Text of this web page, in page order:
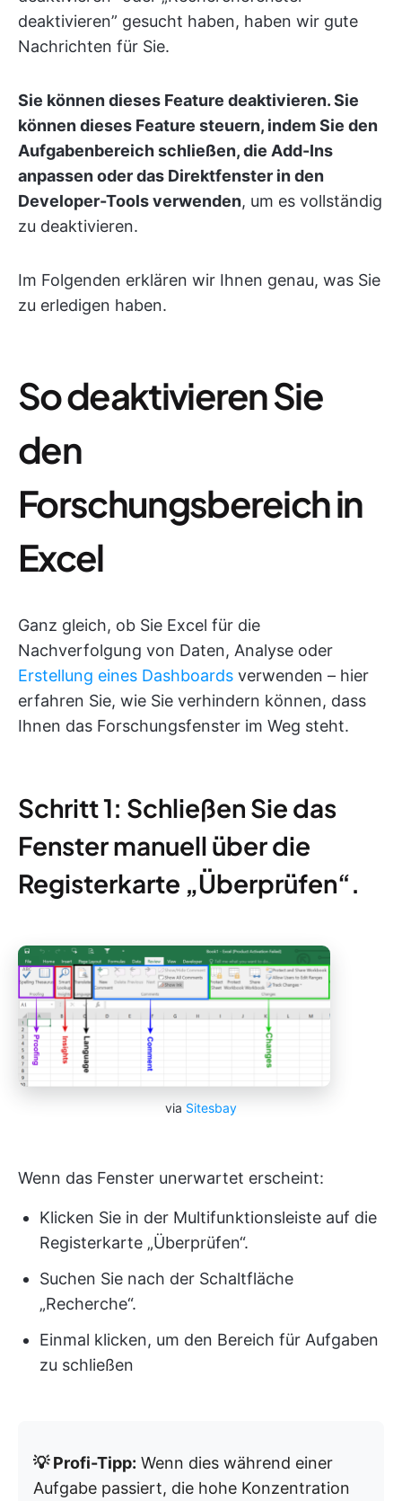
deaktivieren” gesucht haben, haben wir gute
Nachrichten für Sie.
Sie können dieses Feature deaktivieren. Sie
können dieses Feature steuern, indem Sie den
Aufgabenbereich schließen, die Add-Ins
anpassen oder das Direktfenster in den
Developer-Tools verwenden, um es vollständig
zu deaktivieren.
Im Folgenden erklären wir Ihnen genau, was Sie
zu erledigen haben.
So deaktivieren Sie
den
Forschungsbereich in
Excel
Ganz gleich, ob Sie Excel für die
Nachverfolgung von Daten, Analyse oder
Erstellung eines Dashboards verwenden – hier
erfahren Sie, wie Sie verhindern können, dass
Ihnen das Forschungsfenster im Weg steht.
Schritt 1: Schließen Sie das
Fenster manuell über die
Registerkarte „Überprüfen“.
via Sitesbay
Wenn das Fenster unerwartet erscheint:
Klicken Sie in der Multifunktionsleiste auf die
Registerkarte „Überprüfen“.
Suchen Sie nach der Schaltfläche
„Recherche“.
Einmal klicken, um den Bereich für Aufgaben
zu schließen
💡 Profi-Tipp: Wenn dies während einer
Aufgabe passiert, die hohe Konzentration